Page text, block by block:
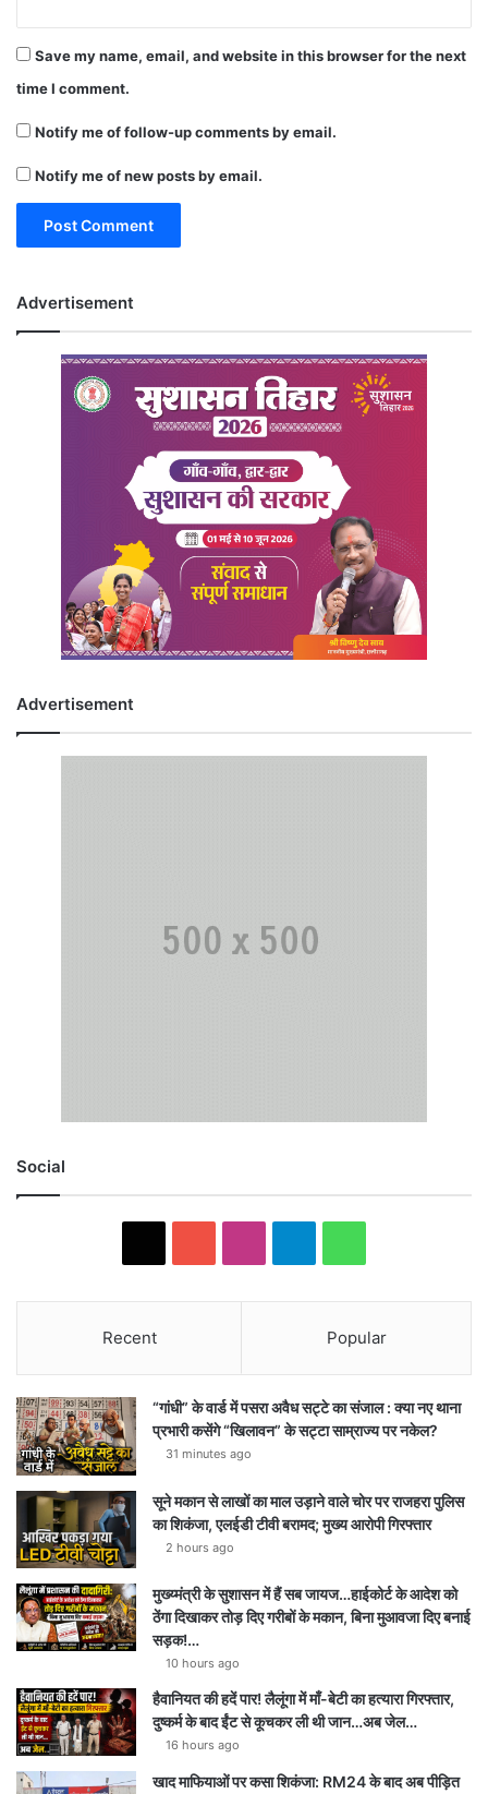
Save my name, email, and website in this browser for the next
time I comment.
Notify me of follow-up comments by email.
Notify me of new posts by email.
Advertisement
Advertisement
Social
Recent Popular
“गांधी” के वार्ड में पसरा अवैध सट्टे का संजाल : क्या नए थाना
प्रभारी कसेंगे “खिलावन” के सट्टा साम्राज्य पर नकेल?
31 minutes ago
सूने मकान से लाखों का माल उड़ाने वाले चोर पर राजहरा पुलिस
का शिकंजा, एलईडी टीवी बरामद; मुख्य आरोपी गिरफ्तार
2 hours ago
मुख्य्मंत्री के सुशासन में हैं सब जायज…हाईकोर्ट के आदेश को
ठेंगा दिखाकर तोड़ दिए गरीबों के मकान, बिना मुआवजा दिए बनाई
सड़क!…
10 hours ago
हैवानियत की हदें पार! लैलूंगा में माँ-बेटी का हत्यारा गिरफ्तार,
दुष्कर्म के बाद ईंट से कूचकर ली थी जान…अब जेल…
16 hours ago
खाद माफियाओं पर कसा शिकंजा: RM24 के बाद अब पीड़ित